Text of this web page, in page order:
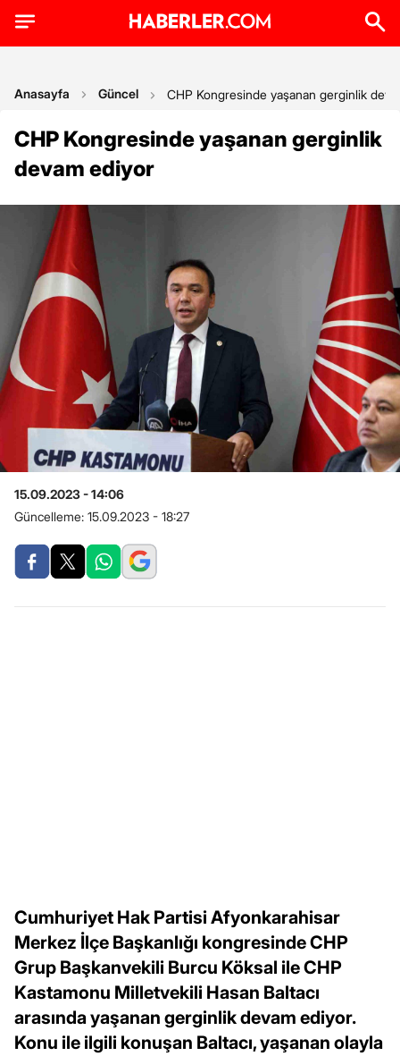
Anasayfa Güncel CHP Kongresinde yaşanan gerginlik
CHP Kongresinde yaşanan gerginlik
devam ediyor
15.09.2023 - 14:06
Güncelleme: 15.09.2023 - 18:27
Cumhuriyet Hak Partisi Afyonkarahisar
Merkez İlçe Başkanlığı kongresinde CHP
Grup Başkanvekili Burcu Köksal ile CHP
Kastamonu Milletvekili Hasan Baltacı
arasında yaşanan gerginlik devam ediyor.
Konu ile ilgili konuşan Baltacı, yaşanan olayla